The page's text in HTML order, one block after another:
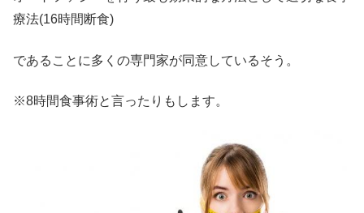
療法(16時間断食)
であることに多くの専門家が同意しているそう。
※8時間食事術と言ったりもします。